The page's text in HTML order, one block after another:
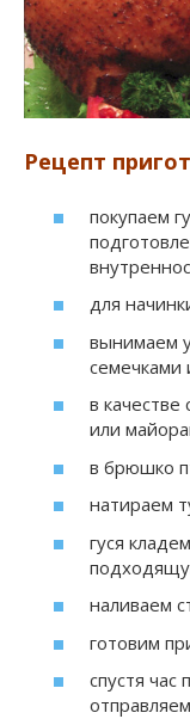
Рецепт
покупаем
для
вынимаем
семечками
в
или
в брюшко
натираем
гуся
наливаем
готовим
спустя час